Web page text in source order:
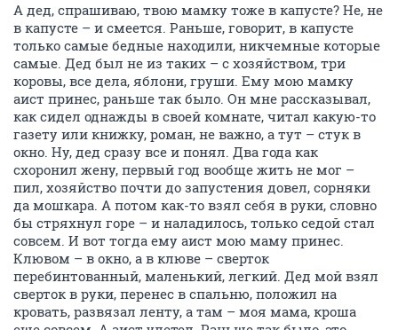
А дед, спрашиваю, твою мамку тоже в капусте? Не, не
в капусте – и смеется. Раньше, говорит, в капусте
только самые бедные находили, никчемные которые
самые. Дед был не из таких – с хозяйством, три
коровы, все дела, яблони, груши. Ему мою мамку
аист принес, раньше так было. Он мне рассказывал,
как сидел однажды в своей комнате, читал какую-то
газету или книжку, роман, не важно, а тут – стук в
окно. Ну, дед сразу все и понял. Два года как
схоронил жену, первый год вообще жить не мог –
пил, хозяйство почти до запустения довел, сорняки
да мошкара. А потом как-то взял себя в руки, словно
бы стряхнул горе – и наладилось, только седой стал
совсем. И вот тогда ему аист мою маму принес.
Клювом – в окно, а в клюве – сверток
перебинтованный, маленький, легкий. Дед мой взял
сверток в руки, перенес в спальню, положил на
кровать, развязал ленту, а там – моя мама, кроша